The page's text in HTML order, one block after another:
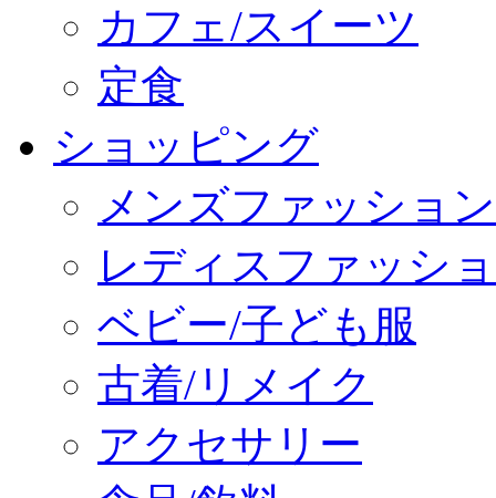
カフェ/スイーツ
定食
ショッピング
メンズファッション
レディスファッシ
ベビー/子ども服
古着/リメイク
アクセサリー